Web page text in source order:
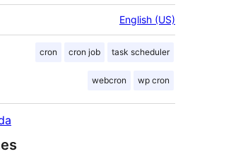
English (US)
cron cron job task scheduler
webcron wp cron